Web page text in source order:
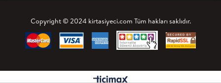
Copyright © 2024 kirtasiyeci.com Tüm hakları saklıdır.